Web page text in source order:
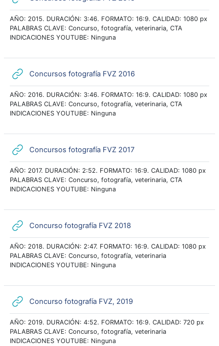
AÑO: 2015. DURACIÓN: 3:46. FORMATO: 16:9. CALIDAD: 1080 px
PALABRAS CLAVE: Concurso, fotografía, veterinaria, CTA
INDICACIONES YOUTUBE: Ninguna
Concursos fotografía FVZ 2016URL
AÑO: 2016. DURACIÓN: 3:46. FORMATO: 16:9. CALIDAD: 1080 px
PALABRAS CLAVE: Concurso, fotografía, veterinaria, CTA
INDICACIONES YOUTUBE: Ninguna
Concursos fotografía FVZ 2017URL
AÑO: 2017. DURACIÓN: 2:52. FORMATO: 16:9. CALIDAD: 1080 px
PALABRAS CLAVE: Concurso, fotografía, veterinaria, CTA
INDICACIONES YOUTUBE: Ninguna
Concurso fotografía FVZ 2018
AÑO: 2018. DURACIÓN: 2:47. FORMATO: 16:9. CALIDAD: 1080 px
PALABRAS CLAVE: Concurso, fotografía, veterinaria
INDICACIONES YOUTUBE: Ninguna
Concurso fotografía FVZ, 2019URL
AÑO: 2019. DURACIÓN: 4:52. FORMATO: 16:9. CALIDAD: 720 px
PALABRAS CLAVE: Concurso, fotografía, veterinaria
INDICACIONES YOUTUBE: Ninguna